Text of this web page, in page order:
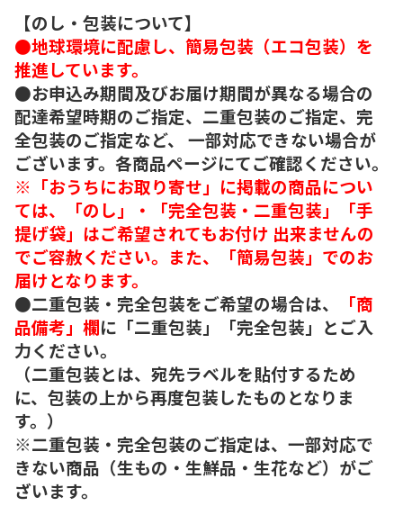
【のし・包装について】
●地球環境に配慮し、簡易包装（エコ包装）を
推進しています。
●お申込み期間及びお届け期間が異なる場合の
配達希望時期のご指定、二重包装のご指定、完
全包装のご指定など、 一部対応できない場合が
ございます。各商品ページにてご確認ください。
※「おうちにお取り寄せ」に掲載の商品につい
ては、「のし」・「完全包装・二重包装」「手
提げ袋」はご希望されてもお付け 出来ませんの
でご容赦ください。また、「簡易包装」でのお
届けとなります。
●二重包装・完全包装をご希望の場合は、
「商
品備考」欄に「二重包装」「完全包装」とご入
力ください。
（二重包装とは、宛先ラベルを貼付するため
に、包装の上から再度包装したものとなりま
す。）
※二重包装・完全包装のご指定は、一部対応で
きない商品（生もの・生鮮品・生花など）がご
ざいます。